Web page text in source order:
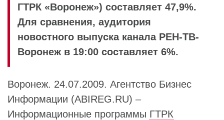
ГТРК «Воронеж») составляет 47,9%.
Для сравнения, аудитория
новостного выпуска канала РЕН-ТВ-
Воронеж в 19:00 составляет 6%.
Воронеж. 24.07.2009. Агентство Бизнес
Информации (ABIREG.RU) –
Информационные программы ГТРК